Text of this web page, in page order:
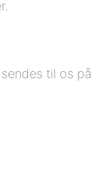
til os på